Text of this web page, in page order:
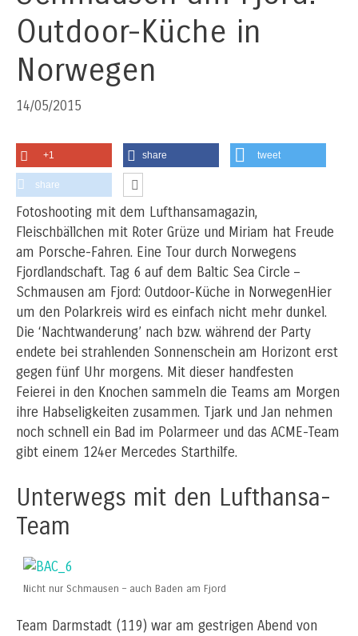
Outdoor-Küche in
Norwegen
14/05/2015
+1 share tweet
share
Fotoshooting mit dem Lufthansamagazin,
Fleischbällchen mit Roter Grüze und Miriam hat Freude
am Porsche-Fahren. Eine Tour durch Norwegens
Fjordlandschaft. Tag 6 auf dem Baltic Sea Circle –
Schmausen am Fjord: Outdoor-Küche in NorwegenHier
um den Polarkreis wird es einfach nicht mehr dunkel.
Die ‘Nachtwanderung’ nach bzw. während der Party
endete bei strahlenden Sonnenschein am Horizont erst
gegen fünf Uhr morgens. Mit dieser handfesten
Feierei in den Knochen sammeln die Teams am Morgen
ihre Habseligkeiten zusammen. Tjark und Jan nehmen
noch schnell ein Bad im Polarmeer und das ACME-Team
gibt einem 124er Mercedes Starthilfe.
Unterwegs mit den Lufthansa-
Team
Nicht nur Schmausen – auch Baden am Fjord
Team Darmstadt (119) war am gestrigen Abend von